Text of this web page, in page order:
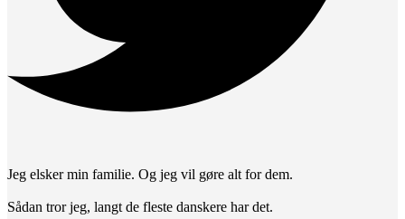
Jeg elsker min familie. Og jeg vil gøre alt for dem.
Sådan tror jeg, langt de fleste danskere har det.